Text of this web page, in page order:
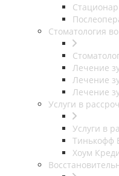
Стационар
Стоматология
Лечение
Лечение
Лечение
Услуги в
Услуги в
Тинькофф
Хоум